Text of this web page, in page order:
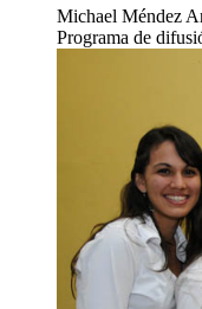
Michael Méndez
Programa de